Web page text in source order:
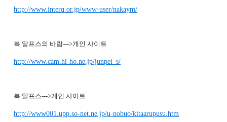
http://www.interq.or.jp/www-user/nakaym/
북 알프스의 바람--->개인 사이트
http://www.cam.hi-ho.ne.jp/junpei_s/
북 알프스--->개인 사이트
http://www001.upp.so-net.ne.jp/u-nobuo/kitaarupusu.htm